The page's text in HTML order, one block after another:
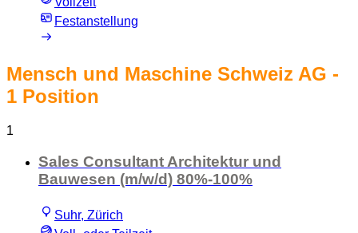
Festanstellung
Mensch und Maschine Schweiz AG -
1 Position
1
Sales Consultant Architektur und
Bauwesen (m/w/d) 80%-100%
Suhr, Zürich